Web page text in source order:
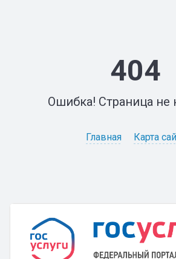
404
Ошибка! Страница не
Главная Карта